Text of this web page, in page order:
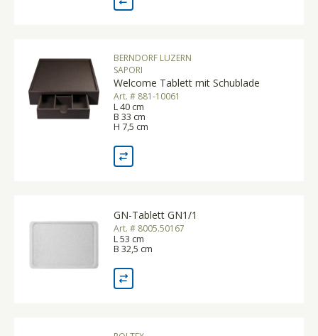
BERNDORF LUZERN
SAPORI
Welcome Tablett mit Schublade
Art. # 881-10061
L 40 cm
B 33 cm
H 7,5 cm
GN-Tablett GN1/1
Art. # 8005.50167
L 53 cm
B 32,5 cm